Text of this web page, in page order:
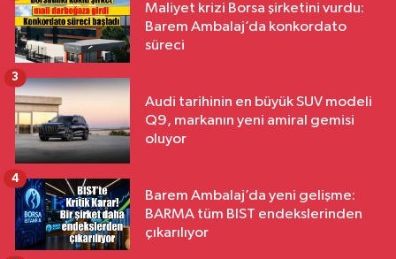
Maliyet krizi Borsa şirketini vurdu:
Barem Ambalaj’da konkordato
süreci
Audi tarihinin en büyük SUV modeli
Q9, markanın yeni amiral gemisi
oluyor
3
Barem Ambalaj’da yeni gelişme:
BARMA tüm BIST endekslerinden
çıkarılıyor
4